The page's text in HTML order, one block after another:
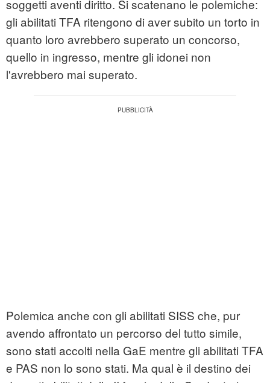
soggetti aventi diritto. Si scatenano le polemiche:
gli abilitati TFA ritengono di aver subito un torto in
quanto loro avrebbero superato un concorso,
quello in ingresso, mentre gli idonei non
l'avrebbero mai superato.
Polemica anche con gli abilitati SISS che, pur
avendo affrontato un percorso del tutto simile,
sono stati accolti nella GaE mentre gli abilitati TFA
e PAS non lo sono stati. Ma qual è il destino dei